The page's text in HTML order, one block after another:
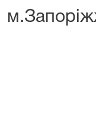
Ю.В.